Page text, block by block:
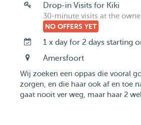
Drop-in Visits for Kiki
30-minute visits at the
NO OFFERS YET
1 x day for 2 days starting
Amersfoort
Wij zoeken een oppas die vooral
zorgen, en die haar ook af en toe
gaat nooit ver weg, maar haar 2